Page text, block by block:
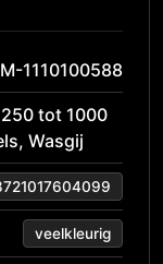
1110100588
250 tot 1000
, Wasgij
veelkleurig